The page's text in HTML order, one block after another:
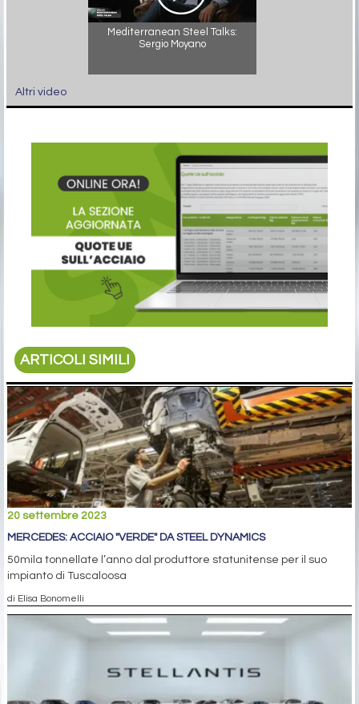
Mediterranean Steel Talks:
Sergio Moyano
Altri video
ARTICOLI SIMILI
20 settembre 2023
MERCEDES: ACCIAIO "VERDE" DA STEEL DYNAMICS
50mila tonnellate l’anno dal produttore statunitense per il suo
impianto di Tuscaloosa
di Elisa Bonomelli